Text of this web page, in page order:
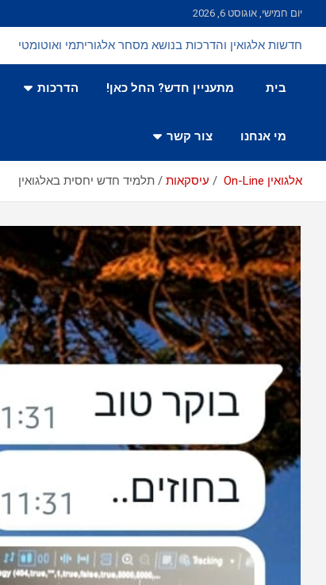
to
content
יום חמישי, אוגוסט 6, 2026
חדשות אלגואין והדרכות בנושא מסחר אלגוריתמי ואוטומטי
בית מתעניין חדש? החל כאן! הדרכות
מי אנחנו צור קשר
אלגואין On-Line עיסקאות תלמיד חדש יחסית באלגואין